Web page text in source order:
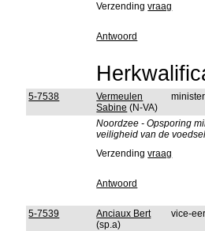
Verzendingvraag
Antwoord
5-7538
Vermeulen
Sabine (N-VA)
Noordzee - Opsporing
veiligheid van de
Verzendingvraag
Antwoord
5-7539
Anciaux Bert
(sp.a)
vice-